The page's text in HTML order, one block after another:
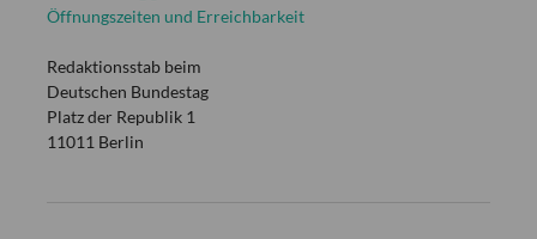
Öffnungszeiten und Erreichbarkeit
Redaktionsstab beim
Deutschen Bundestag
Platz der Republik 1
11011 Berlin